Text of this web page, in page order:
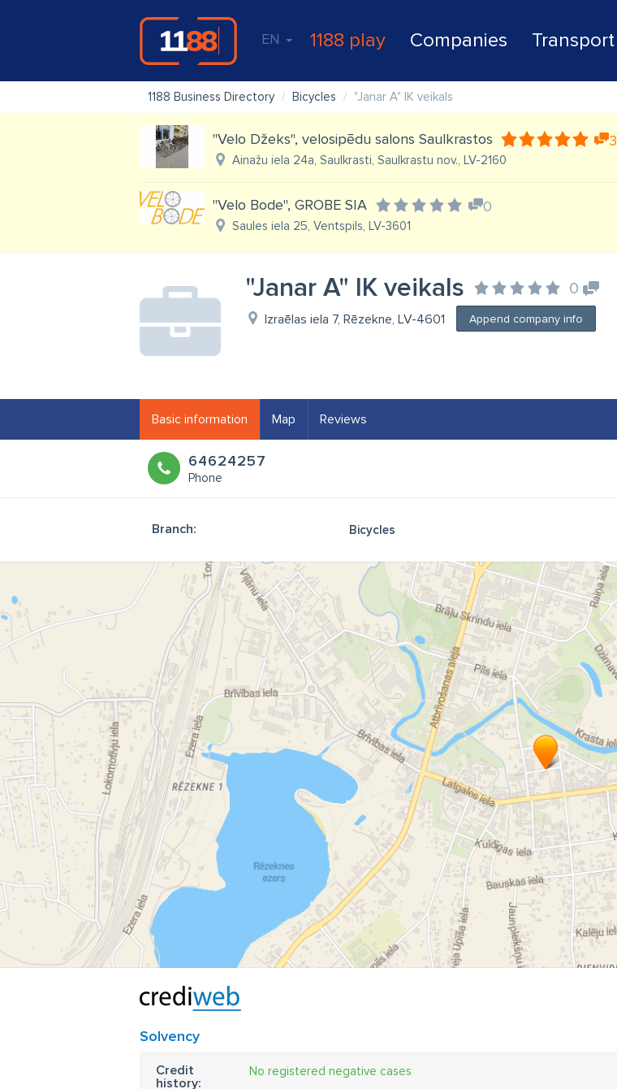
EN 1188 play Companies Transport
1188 Business Directory Bicycles "Janar A" IK veikals
"Velo Džeks", velosipēdu salons Saulkrastos 3
Ainažu iela 24a, Saulkrasti, Saulkrastu nov., LV-2160
"Velo Bode", GROBE SIA 0
Saules iela 25, Ventspils, LV-3601
"Janar A" IK veikals 0
Izraēlas iela 7, Rēzekne, LV-4601 Append company info
Basic information Map Reviews
64624257
Phone
Branch: Bicycles
Solvency
Credit
history:
No registered negative cases